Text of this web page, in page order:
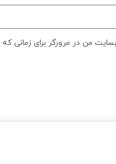
من در مرورگر برای زمانی که